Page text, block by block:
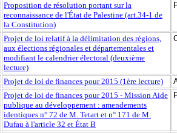
Proposition de résolution portant sur la
reconnaissance de l'État de Palestine (art.34-1 de
la Constitution)
Projet de loi relatif à la délimitation des régions,
aux élections régionales et départementales et
modifiant le calendrier électoral (deuxième
lecture)
Projet de loi de finances pour 2015 (1ère lecture)
Projet de loi de finances pour 2015 - Mission Aide
publique au développement : amendements
identiques n° 72 de M. Tetart et n° 171 de M.
Dufau à l'article 32 et État B